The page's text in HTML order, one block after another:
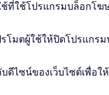
ที่ใช้โปรแกรมบล็อกโฆ
โมตผู้ใช้ให้ปิดโปรแกร
ไซน์ของเว็บไซต์เพื่อใ